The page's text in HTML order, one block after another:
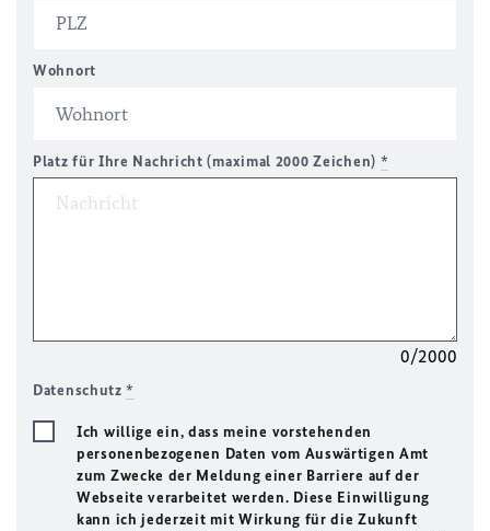
Wohnort
Platz für Ihre Nachricht (maximal 2000 Zeichen) *
0/2000
Datenschutz*
Ich willige ein, dass meine vorstehenden
personenbezogenen Daten vom Auswärtigen Amt
zum Zwecke der Meldung einer Barriere auf der
Webseite verarbeitet werden. Diese Einwilligung
kann ich jederzeit mit Wirkung für die Zukunft